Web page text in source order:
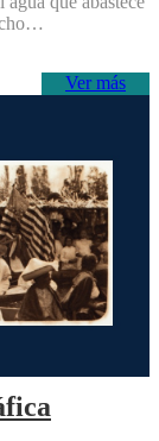
Ver más